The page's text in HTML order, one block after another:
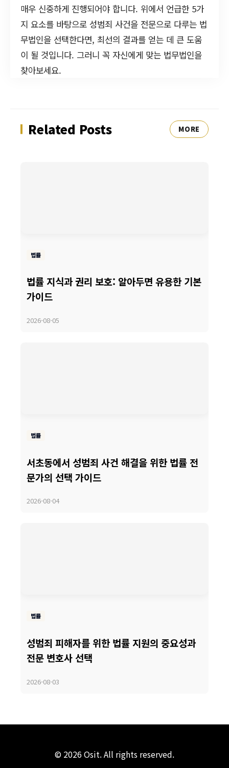
매우 신중하게 진행되어야 합니다. 위에서 언급한 5가
지 요소를 바탕으로 성범죄 사건을 전문으로 다루는 법
무법인을 선택한다면, 최선의 결과를 얻는 데 큰 도움
이 될 것입니다. 그러니 꼭 자신에게 맞는 법무법인을
찾아보세요.
Related Posts MORE
법률
법률 지식과 권리 보호: 알아두면 유용한 기본
가이드
2026-08-05
법률
서초동에서 성범죄 사건 해결을 위한 법률 전
문가의 선택 가이드
2026-08-04
법률
성범죄 피해자를 위한 법률 지원의 중요성과
전문 변호사 선택
2026-08-03
© 2026 Osit. All rights reserved.